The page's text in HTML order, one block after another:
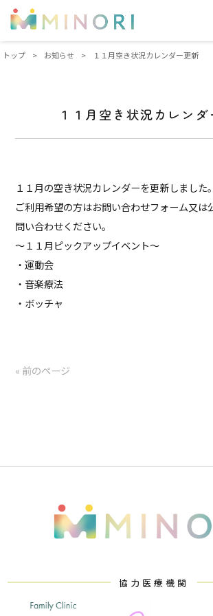
トップ > お知らせ > １１月空き状況カレンダー更新
１１月空き状況カレンダ
１１月の空き状況カレンダーを更新しました。
ご利用希望の方はお問い合わせフォーム又は
問い合わせください。
～１１月ピックアップイベント～
・運動会
・音楽療法
・ボッチャ
« 前のページ
協力医療機関